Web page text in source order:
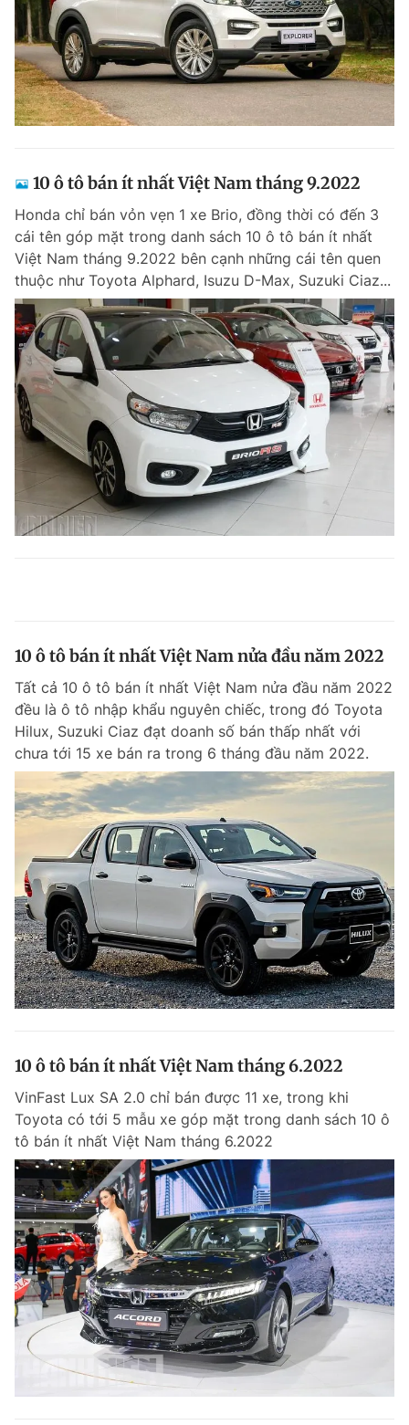
10 ô tô bán ít nhất Việt Nam tháng 9.2022
Honda chỉ bán vỏn vẹn 1 xe Brio, đồng thời có đến 3
cái tên góp mặt trong danh sách 10 ô tô bán ít nhất
Việt Nam tháng 9.2022 bên cạnh những cái tên quen
thuộc như Toyota Alphard, Isuzu D-Max, Suzuki Ciaz...
10 ô tô bán ít nhất Việt Nam nửa đầu năm 2022
Tất cả 10 ô tô bán ít nhất Việt Nam nửa đầu năm 2022
đều là ô tô nhập khẩu nguyên chiếc, trong đó Toyota
Hilux, Suzuki Ciaz đạt doanh số bán thấp nhất với
chưa tới 15 xe bán ra trong 6 tháng đầu năm 2022.
10 ô tô bán ít nhất Việt Nam tháng 6.2022
VinFast Lux SA 2.0 chỉ bán được 11 xe, trong khi
Toyota có tới 5 mẫu xe góp mặt trong danh sách 10 ô
tô bán ít nhất Việt Nam tháng 6.2022